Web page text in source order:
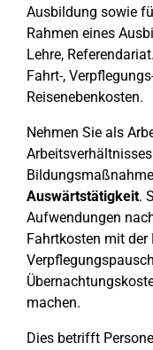
Ausbildung sowie
Rahmen eines
Lehre,
Fahrt-,
Reisenebenkosten.
Nehmen Sie als
Auswärtstätigkeit.
Aufwendungen
Fahrtkosten mit der
machen.
Dies betrifft